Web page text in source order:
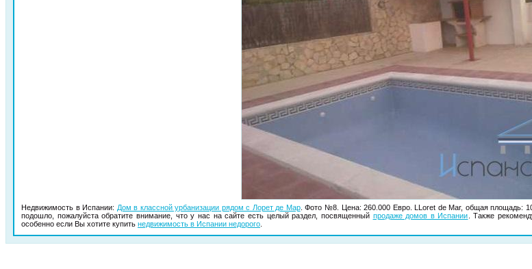
Недвижимость в Испании: Дом в классной урбанизации рядом с Лорет де Мар. Фото №8. Цена: 260.000 Евро. LLoret de Mar, общая площадь:
подошло, пожалуйста обратите внимание, что у нас на сайте есть целый раздел, посвященный продаже домов в Испании . Также
особенно если Вы хотите купить недвижимость в Испании недорого